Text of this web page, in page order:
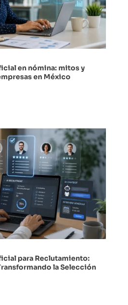
en nómina: mitos y
en México
para Reclutamiento:
la Selección